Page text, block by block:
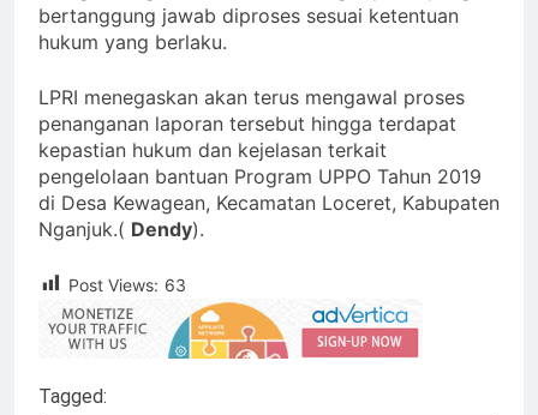
bertanggung jawab diproses sesuai ketentuan
hukum yang berlaku.
LPRI menegaskan akan terus mengawal proses
penanganan laporan tersebut hingga terdapat
kepastian hukum dan kejelasan terkait
pengelolaan bantuan Program UPPO Tahun 2019
di Desa Kewagean, Kecamatan Loceret, Kabupaten
Nganjuk.( Dendy).
Post Views: 63
Tagged: